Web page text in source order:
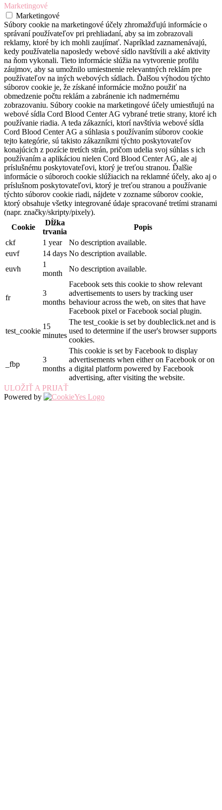
Marketingové
Marketingové
Súbory cookie na marketingové účely zhromažďujú informácie o
správaní používateľov pri prehliadaní, aby sa im zobrazovali
reklamy, ktoré by ich mohli zaujímať. Napríklad zaznamenávajú,
kedy používatelia naposledy webové sídlo navštívili a aké aktivity
na ňom vykonali. Tieto informácie slúžia na vytvorenie profilu
záujmov, aby sa umožnilo umiestnenie relevantných reklám pre
používateľov na iných webových sídlach. Ďalšou výhodou týchto
súborov cookie je, že získané informácie možno použiť na
obmedzenie počtu reklám a zabránenie ich nadmernému
zobrazovaniu. Súbory cookie na marketingové účely umiestňujú na
webové sídla Cord Blood Center AG vybrané tretie strany, ktoré ich
používanie riadia. A teda zákazníci, ktorí navštívia webové sídla
Cord Blood Center AG a súhlasia s používaním súborov cookie
tejto kategórie, sú takisto zákazníkmi týchto poskytovateľov
konajúcich z pozície tretích strán, pričom udelia svoj súhlas s ich
používaním a aplikáciou nielen Cord Blood Center AG, ale aj
príslušnému poskytovateľovi, ktorý je treťou stranou. Ďalšie
informácie o súboroch cookie slúžiacich na reklamné účely, ako aj o
príslušnom poskytovateľovi, ktorý je treťou stranou a používanie
týchto súborov cookie riadi, nájdete v zozname súborov cookie,
ktorý obsahuje všetky integrované údaje spracované tretími stranami
(napr. značky/skripty/pixely).
Cookie
Dĺžka
trvania
Popis
ckf
1 year
No description available.
euvf
14 days No description available.
euvh
1
month
No description available.
fr
3
months
Facebook sets this cookie to show relevant
advertisements to users by tracking user
behaviour across the web, on sites that have
Facebook pixel or Facebook social plugin.
test_cookie
15
minutes
The test_cookie is set by doubleclick.net and is
used to determine if the user's browser supports
cookies.
_fbp
3
months
This cookie is set by Facebook to display
advertisements when either on Facebook or on
a digital platform powered by Facebook
advertising, after visiting the website.
ULOŽIŤ A PRIJAŤ
Powered by